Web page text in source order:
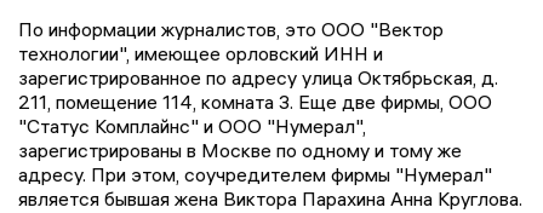
По информации журналистов, это ООО "Вектор
технологии", имеющее орловский ИНН и
зарегистрированное по адресу улица Октябрьская, д.
211, помещение 114, комната 3. Еще две фирмы, ООО
"Статус Комплайнс" и ООО "Нумерал",
зарегистрированы в Москве по одному и тому же
адресу. При этом, соучредителем фирмы "Нумерал"
является бывшая жена Виктора Парахина Анна Круглова.